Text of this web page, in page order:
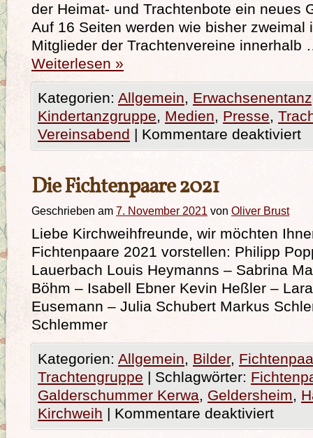
der Heimat- und Trachtenbote ein neues
Auf 16 Seiten werden wie bisher zweimal
Mitglieder der Trachtenvereine innerhalb
Weiterlesen »
Kategorien: Allgemein,
Kindertanzgruppe, Medien, Presse,
Vereinsabend | Kommentare deaktiviert
Die Fichtenpaare 2021
Geschrieben am 7. November 2021 von Oliver Brust
Liebe Kirchweihfreunde, wir möchten
Fichtenpaare 2021 vorstellen: Philipp
Lauerbach Louis Heymanns – Sabrina
Böhm – Isabell Ebner Kevin Heßler –
Eusemann – Julia Schubert Markus
Schlemmer
Kategorien: Allgemein, Bilder,
Trachtengruppe | Schlagwörter:
Galderschummer Kerwa, Geldersheim,
Kirchweih | Kommentare deaktiviert